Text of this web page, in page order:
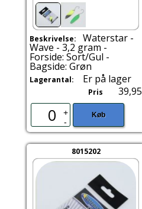
Beskrivelse: Waterstar -
Wave - 3,2 gram -
Forside: Sort/Gul -
Bagside: Grøn
Lagerantal: Er på lager
Pris 39,95
+
-
Køb
8015202